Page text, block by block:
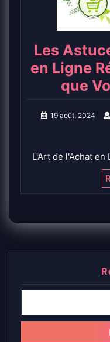
Les
en Ligne
que
19 août, 2024
L'Art de l'Achat